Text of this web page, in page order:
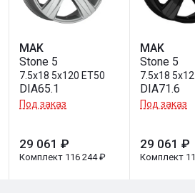
MAK
Stone 5
7.5x18 5x120 ET50
DIA65.1
Под заказ
29 061 ₽
Комплект 116 244 ₽
MAK
Stone 5
7.5x18
DIA71.6
Под заказ
29 061 ₽
Комплект